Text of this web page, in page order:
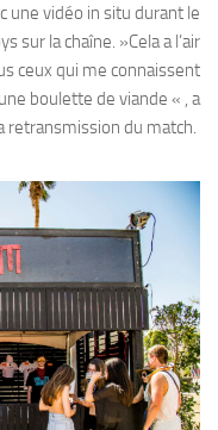
une vidéo in situ durant le
sur la chaîne. »Cela a l’air
ceux qui me connaissent
boulette de viande « , a
retransmission du match.